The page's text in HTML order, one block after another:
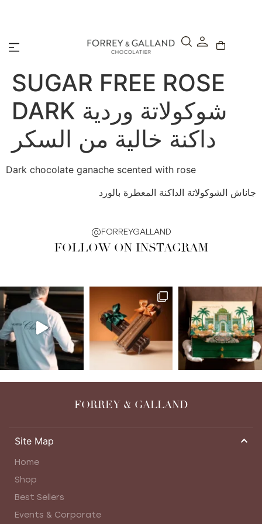
SUGAR FREE ROSE
DARK شوكولاتة وردية
داكنة خالية من السكر
Dark chocolate ganache scented with rose
جاناش الشوكولاتة الداكنة المعطرة بالورد
@FORREYGALLAND
FOLLOW ON INSTAGRAM
FORREY & GALLAND
Site Map
Home
Shop
Best Sellers
Events & Corporate